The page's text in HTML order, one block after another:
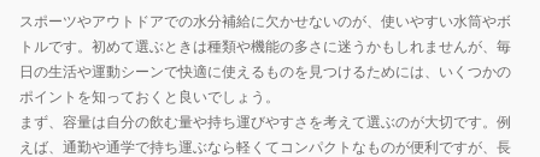
スポーツやアウトドアでの水分補給に欠かせないのが、使いやすい水筒やボ
トルです。初めて選ぶときは種類や機能の多さに迷うかもしれませんが、毎
日の生活や運動シーンで快適に使えるものを見つけるためには、いくつかの
ポイントを知っておくと良いでしょう。
まず、容量は自分の飲む量や持ち運びやすさを考えて選ぶのが大切です。例
えば、通勤や通学で持ち運ぶなら軽くてコンパクトなものが便利ですが、長